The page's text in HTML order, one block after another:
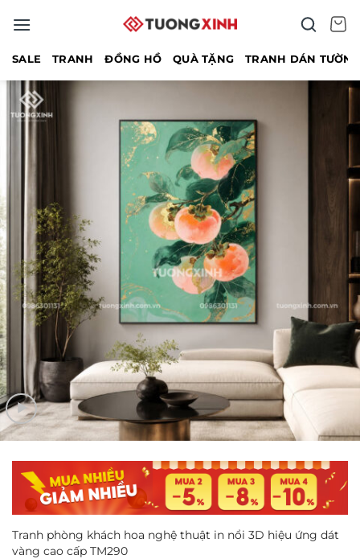
qua
SALE TRANH ĐỒNG HỒ QUÀ TẶNG TRANH DÁN
Tranh phòng khách hoa nghệ thuật in nổi 3D hiệu ứng dát
vàng cao cấp TM290